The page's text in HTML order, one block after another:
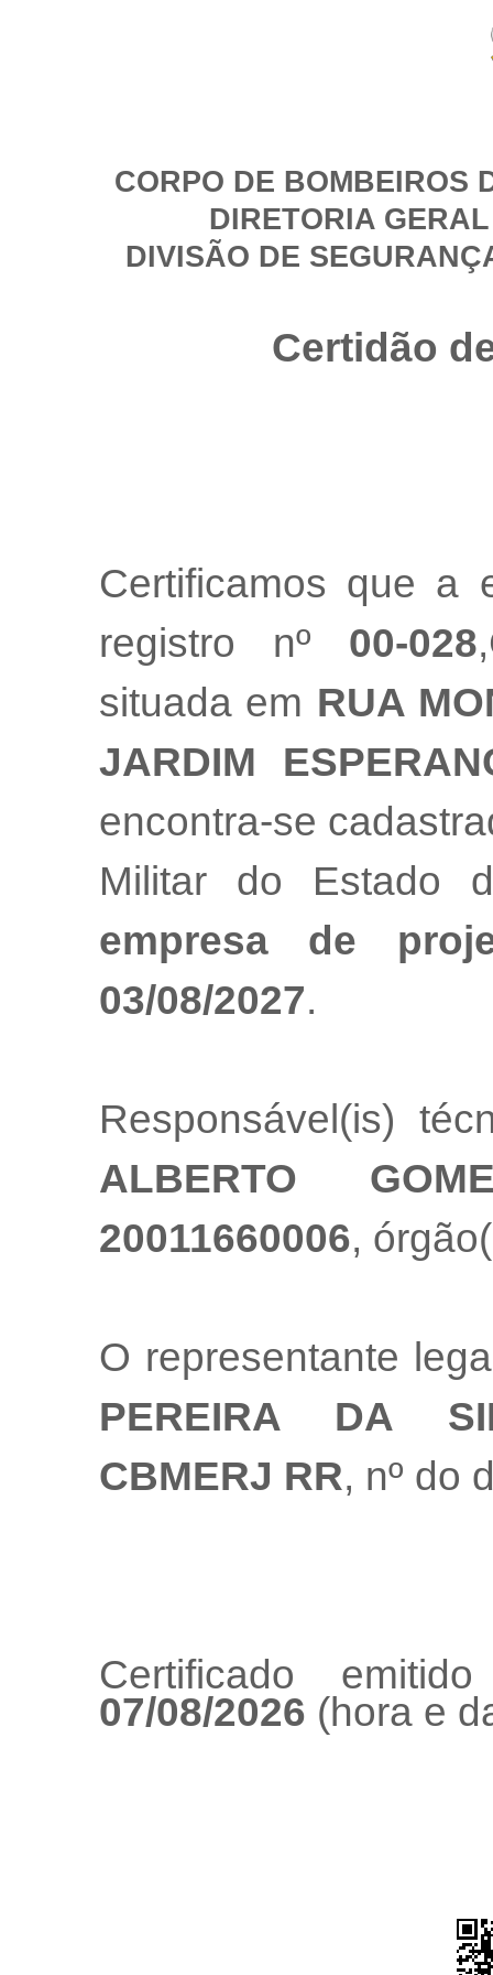
CORPO DE BOMBEIROS
DIRETORIA
DIVISÃO DE
Certidão
Certificamos que a
registro nº 00-028
situada em RUA
JARDIM
encontra-se
Militar do Estado
empresa de
03/08/2027.
Responsável(is)
ALBERTO
20011660006,
O representante
PEREIRA DA
CBMERJ RR, nº do
Certificado
07/08/2026 (hora e